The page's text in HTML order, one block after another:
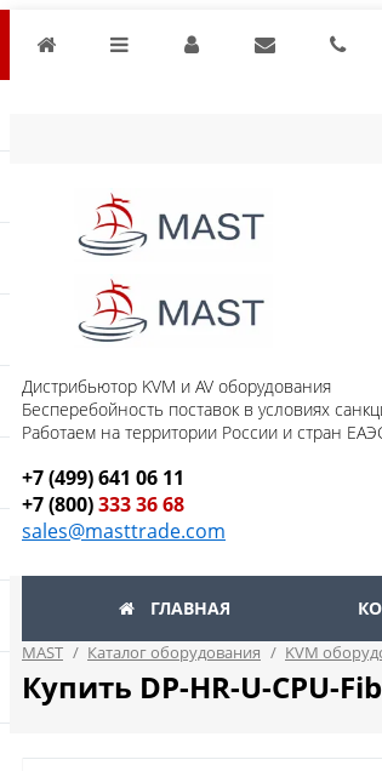
Дистрибьютор KVM и AV оборудования
Бесперебойность поставок в условиях
Работаем на территории России и стран
+7 (499) 641 06 11
+7 (800)333 36 68
sales@masttrade.com
ГЛАВНАЯ
MAST / Каталог оборудования / KVM
Купить DP-HR-U-CPU-